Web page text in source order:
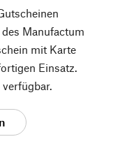
Manufactum
mit Karte
Einsatz.